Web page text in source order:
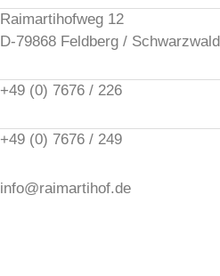
Raimartihofweg 12
D-79868 Feldberg / Schwarzwald
+49 (0) 7676 / 226
+49 (0) 7676 / 249
info@raimartihof.de